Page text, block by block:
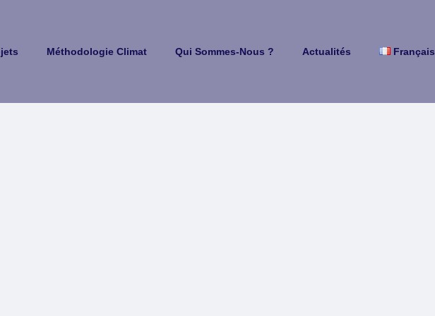
Méthodologie Climat Qui Sommes-Nous ? Actualités Français